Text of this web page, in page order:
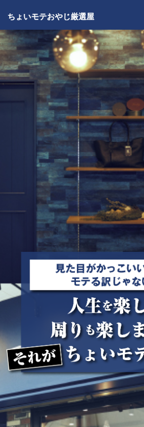
ちょいモテおやじ厳選屋